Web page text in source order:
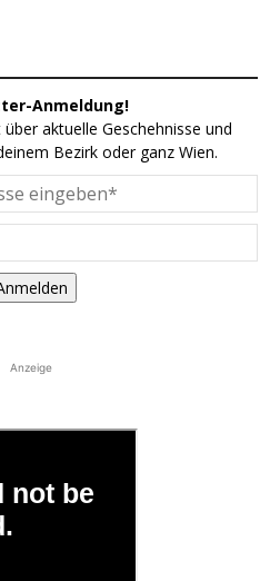
Anmeldung!
aktuelle Geschehnisse und
Bezirk oder ganz Wien.
Anzeige